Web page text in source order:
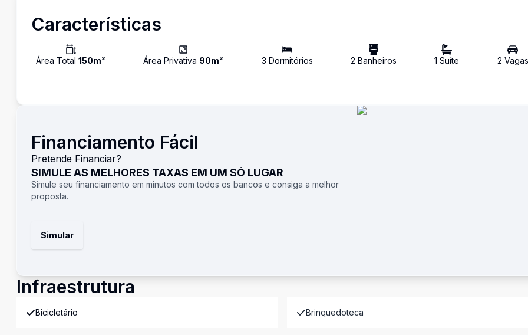
Características
Área Total 150m² Área Privativa 90m² 3 Dormitórios 2 Banheiros 1 Suíte 2 Vagas
Financiamento Fácil
Pretende Financiar?
SIMULE AS MELHORES TAXAS EM UM SÓ LUGAR
Simule seu financiamento em minutos com todos os bancos e consiga a melhor
proposta.
Simular
Infraestrutura
Bicicletário Brinquedoteca